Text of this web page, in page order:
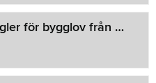
Nya enklare regler för bygglov från 1 december 2025!